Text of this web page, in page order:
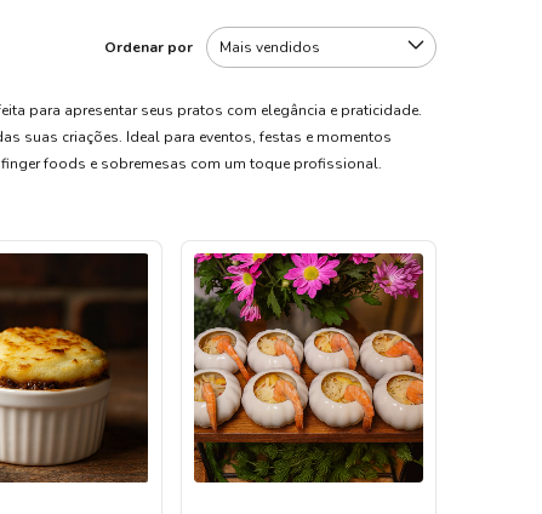
Ordenar por
para apresentar seus pratos com elegância e praticidade.
suas criações. Ideal para eventos, festas e momentos
foods e sobremesas com um toque profissional.